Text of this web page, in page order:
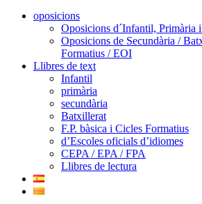
oposicions
Oposicions d´Infantil, Primària
Oposicions de Secundària /
Formatius / EOI
Llibres de text
Infantil
primària
secundària
Batxillerat
F.P. bàsica i Cicles Formatius
d’Escoles oficials d’idiomes
CEPA / EPA / FPA
Llibres de lectura